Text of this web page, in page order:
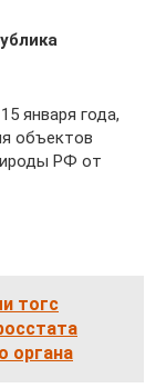
января года,
объектов
РФ от
тогс
органа